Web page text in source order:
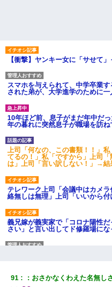
【衝撃】ヤンキー女に「サせて
スマホを与えられて、中学卒業
された弟が、大学進学のために一
10年ほど前、息子がまだ年中だ
年の暮れに突然息子が職場を訪ね
上司「何なの、この書類！！」
てるの！」私「ですから」上司
は」上司「言い訳しない！」→結
テレワーク上司「会議中はカメ
絡無しは無理」上司「いいから
義兄嫁が義実家で「コロナ陽性
さい」と言い出してド修羅場にな
91 ： おさかなくわえた名無し